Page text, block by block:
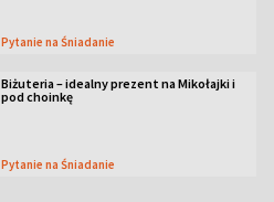
Pytanie na Śniadanie
Biżuteria – idealny prezent na Mikołajki i
pod choinkę
Pytanie na Śniadanie